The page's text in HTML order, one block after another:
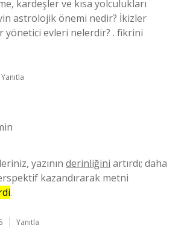
kardeşler ve kısa yolculukları
astrolojik önemi nedir? İkizler
yönetici evleri nelerdir? . fikrini
Yanıtla
yazının derinliğini artırdı; daha
kazandırarak metni
.
Yanıtla